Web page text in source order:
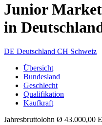
Junior
in
DE Deutschland CH Schweiz
Übersicht
Bundesland
Geschlecht
Qualifikation
Kaufkraft
Jahresbruttolohn Ø 43.000,00